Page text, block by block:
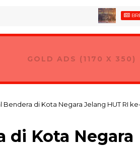
BREAKING
GOLD ADS (1170 X 350)
Bendera di Kota Negara Jelang HUT RI
di Kota Negara